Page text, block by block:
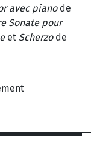
avec piano de
Sonate pour
et Scherzode